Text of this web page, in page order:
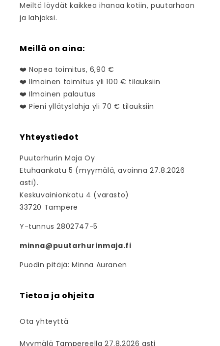
Meiltä löydät kaikkea ihanaa kotiin, puutarhaan
ja lahjaksi.
Meillä on aina:
❤️ Nopea toimitus, 6,90 €
❤️ Ilmainen toimitus yli 100 € tilauksiin
❤️ Ilmainen palautus
❤️ Pieni yllätyslahja yli 70 € tilauksiin
Yhteystiedot
Puutarhurin Maja Oy
Etuhaankatu 5 (myymälä, avoinna 27.8.2026
asti).
Keskuvainionkatu 4 (varasto)
33720 Tampere
Y-tunnus 2802747-5
minna@puutarhurinmaja.fi
Puodin pitäjä: Minna Auranen
Tietoa ja ohjeita
Ota yhteyttä
Myymälä Tampereella 27.8.2026 asti